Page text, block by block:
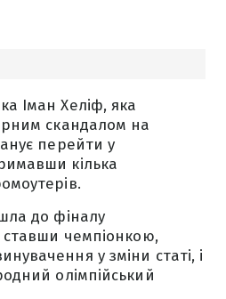
Іман Хеліф, яка
скандалом на
перейти у
кілька
до фіналу
ставши чемпіонкою,
у зміни статі, і
олімпійський